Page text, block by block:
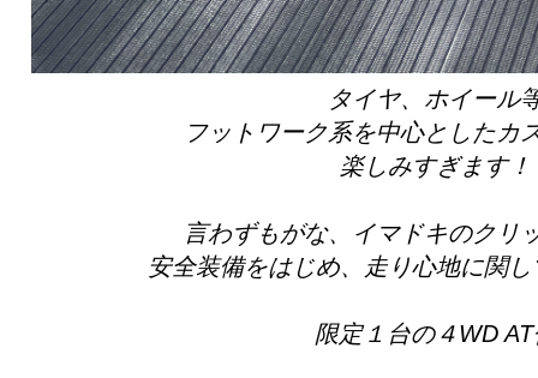
タイヤ、ホイール
フットワーク系を中心としたカ
楽しみすぎます！
言わずもがな、イマドキのクリ
安全装備をはじめ、走り心地に関
限定１台の４WD